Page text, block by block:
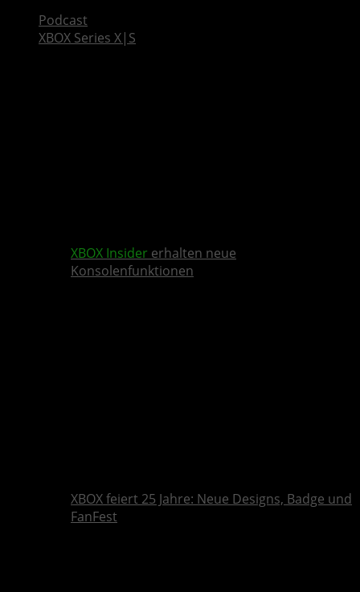
Podcast
XBOX Series X|S
XBOX Insider erhalten neue
Konsolenfunktionen
XBOX feiert 25 Jahre: Neue Designs, Badge und
FanFest